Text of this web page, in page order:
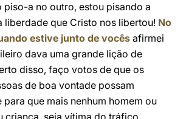
piso-a no outro, estou pisando a
liberdade que Cristo nos libertou! No
estive junto de vocês afirmei
dava uma grande lição de
disso, faço votos de que os
de boa vontade possam
que mais nenhum homem ou
criança, seja vítima do tráfico